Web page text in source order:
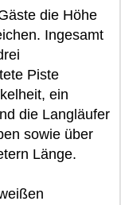
die Höhe
Ingesamt
Piste
ein
die Langläufer
sowie über
Länge.